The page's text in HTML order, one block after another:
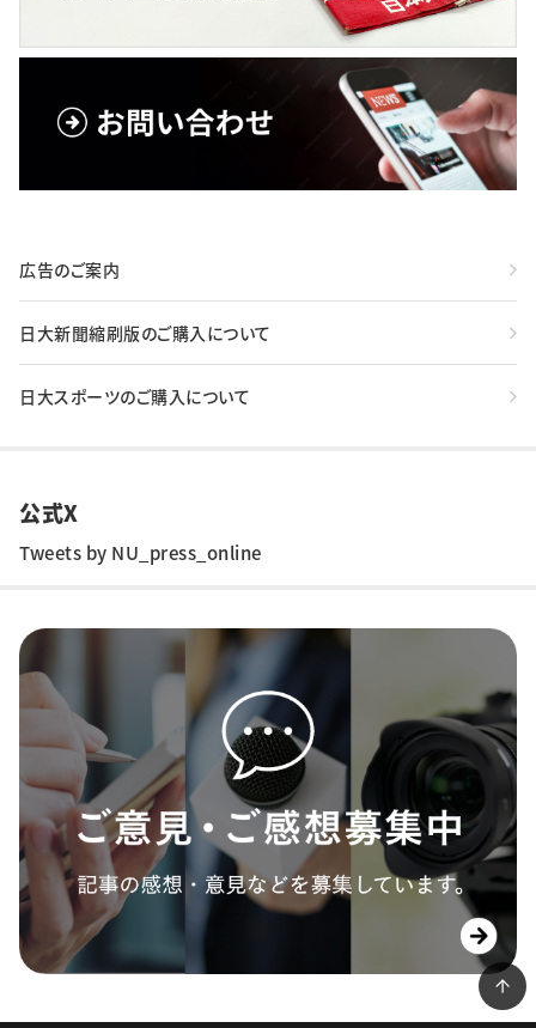
広告のご案内
日大新聞縮刷版のご購入について
日大スポーツのご購入について
公式X
Tweets by NU_press_online